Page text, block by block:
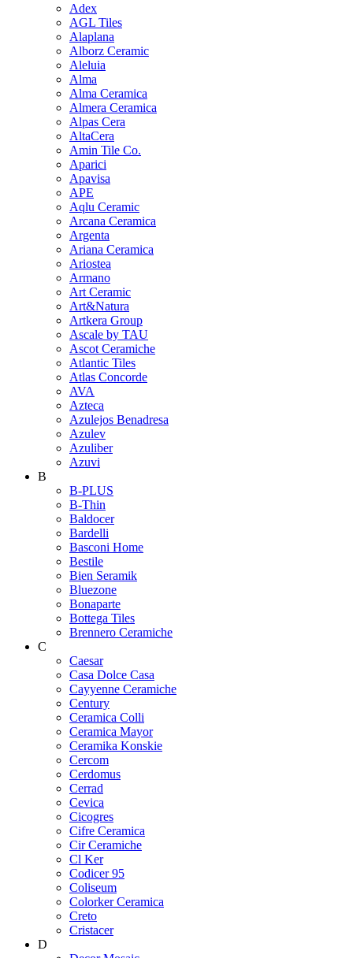
Adex
AGL Tiles
Alaplana
Alborz Ceramic
Aleluia
Alma
Alma Ceramica
Almera Ceramica
Alpas Cera
AltaCera
Amin Tile Co.
Aparici
Apavisa
APE
Aqlu Ceramic
Arcana Ceramica
Argenta
Ariana Ceramica
Ariostea
Armano
Art Ceramic
Art&Natura
Artkera Group
Ascale by TAU
Ascot Ceramiche
Atlantic Tiles
Atlas Concorde
AVA
Azteca
Azulejos Benadresa
Azulev
Azuliber
Azuvi
B
B-PLUS
B-Thin
Baldocer
Bardelli
Basconi Home
Bestile
Bien Seramik
Bluezone
Bonaparte
Bottega Tiles
Brennero Ceramiche
C
Caesar
Casa Dolce Casa
Cayyenne Ceramiche
Century
Ceramica Colli
Ceramica Mayor
Ceramika Konskie
Cercom
Cerdomus
Cerrad
Cevica
Cicogres
Cifre Ceramica
Cir Ceramiche
Cl Ker
Codicer 95
Coliseum
Colorker Ceramica
Creto
Cristacer
D